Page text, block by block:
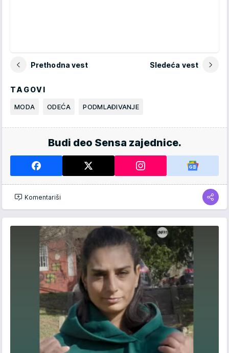
Prethodna vest Sledeća vest
TAGOVI
MODA ODEĆA PODMLAĐIVANJE
Budi deo Sensa zajednice.
Komentariši